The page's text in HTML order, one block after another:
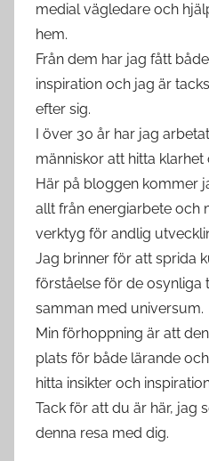
medial vägledare och
hem.
Från dem har jag fått
inspiration och jag är
efter sig.
I över 30 år har jag
människor att hitta klarhet
Här på bloggen kommer
allt från energiarbete och
verktyg för andlig
Jag brinner för att sprida
förståelse för de osynliga
samman med universum.
Min förhoppning är att
plats för både lärande
hitta insikter och
Tack för att du är här, jag
denna resa med dig.